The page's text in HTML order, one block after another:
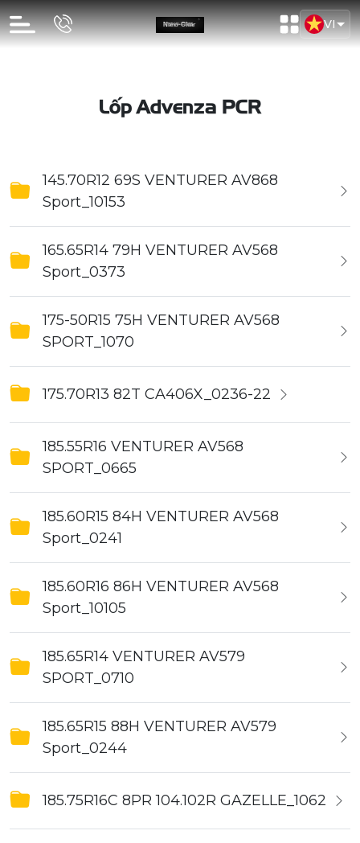
VI
Lốp Advenza PCR
145.70R12 69S VENTURER AV868
Sport_10153
165.65R14 79H VENTURER AV568
Sport_0373
175-50R15 75H VENTURER AV568
SPORT_1070
175.70R13 82T CA406X_0236-22
185.55R16 VENTURER AV568
SPORT_0665
185.60R15 84H VENTURER AV568
Sport_0241
185.60R16 86H VENTURER AV568
Sport_10105
185.65R14 VENTURER AV579
SPORT_0710
185.65R15 88H VENTURER AV579
Sport_0244
185.75R16C 8PR 104.102R GAZELLE_1062